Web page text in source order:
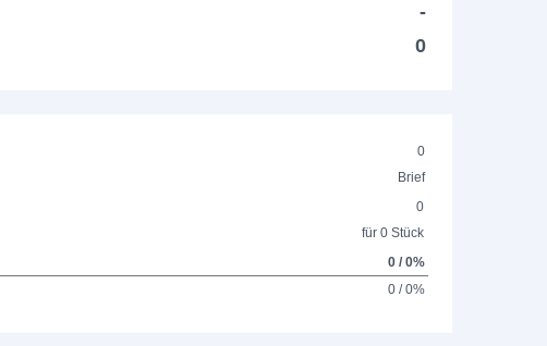
-
0
0
Brief
0
für 0 Stück
0 / 0%
0 / 0%